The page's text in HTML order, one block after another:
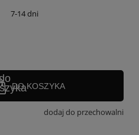
7-14 dni
DO KOSZYKA
dodaj do przechowalni